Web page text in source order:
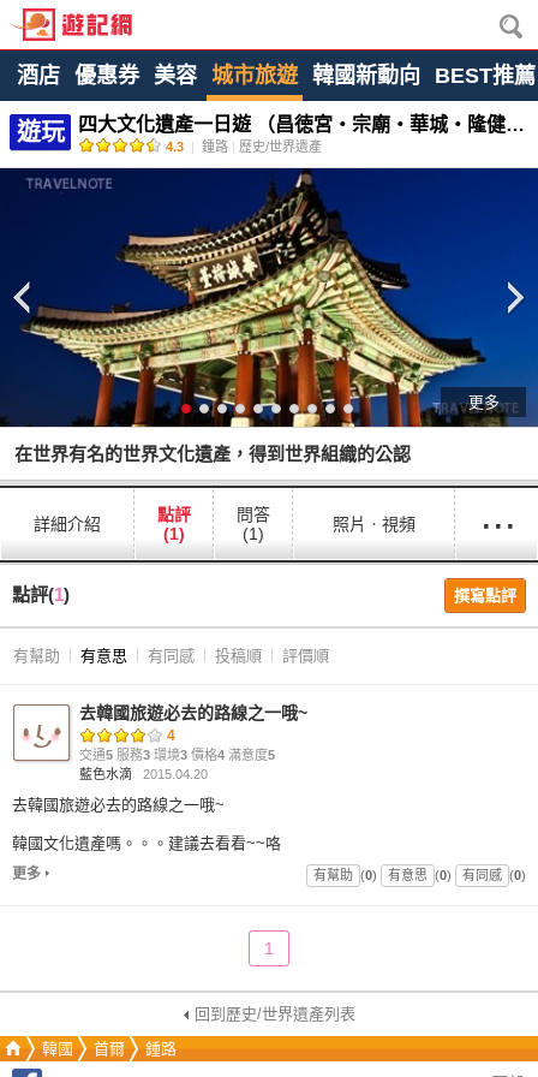
酒店 優惠券 美容 城市旅遊 韓國新動向 BEST推薦
遊玩 四大文化遺產一日遊 （昌徳宮・宗廟・華城・隆健陵）
4.3 | 鍾路 | 歷史/世界遺產
更多
在世界有名的世界文化遺產，得到世界組織的公認
詳細介紹
點評
(1)
問答
(1)
照片ㆍ視頻 ···
點評(1) 撰寫點評
有幫助 有意思 有同感 投稿順 評價順
去韓國旅遊必去的路線之一哦~
4
交通5 服務3 環境3 價格4 滿意度5
藍色水滴
2015.04.20
去韓國旅遊必去的路線之一哦~
韓國文化遺產嗎。。。建議去看看~~咯
更多 有幫助 (0) 有意思 (0) 有同感 (0)
1
回到歷史/世界遺產列表
韓國
首爾
鍾路